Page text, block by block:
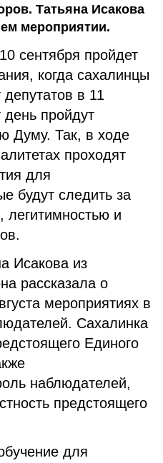
Татьяна Исакова
мероприятии.
сентября пройдет
когда сахалинцы
в 11
день пройдут
Думу. Так, в ходе
проходят
для
будут следить за
легитимностью и
Исакова из
рассказала о
мероприятиях в
Сахалинка
Единого
наблюдателей,
предстоящего
для